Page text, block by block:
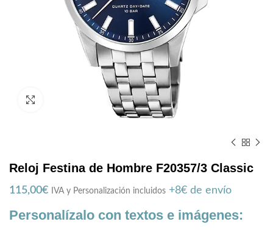
Reloj Festina de Hombre F20357/3 Classic
115,00€ IVA y Personalización incluidos +8€ de envío
Personalízalo con textos e imágenes: